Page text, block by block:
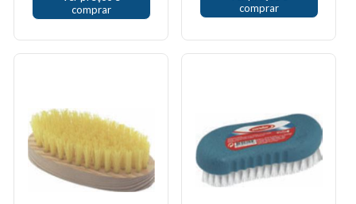
comprar
comprar